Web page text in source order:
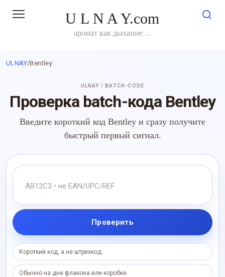
U L N A Y.com
аромат как дыхание…
ULNAY/Bentley
ULNAY / BATCH-CODE
Проверка batch-кода Bentley
Введите короткий код Bentley и сразу получите
быстрый первый сигнал.
Проверить
Короткий код, а не штрихкод.
Обычно на дне флакона или коробке.